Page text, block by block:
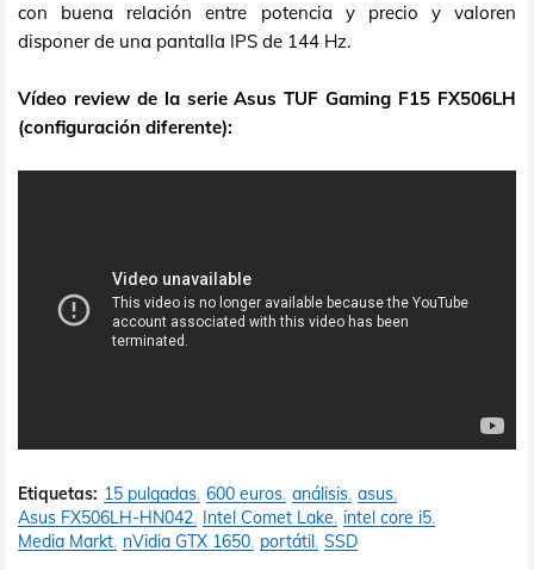
con buena relación entre potencia y precio y valoren
disponer de una pantalla IPS de 144 Hz.
Vídeo review de la serie Asus TUF Gaming F15 FX506LH
(configuración diferente):
Etiquetas: 15 pulgadas 600 euros análisis asus
Asus FX506LH-HN042 Intel Comet Lake intel core i5
Media Markt nVidia GTX 1650 portátil SSD